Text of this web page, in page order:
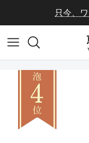
コンテンツへスキッ
只今、